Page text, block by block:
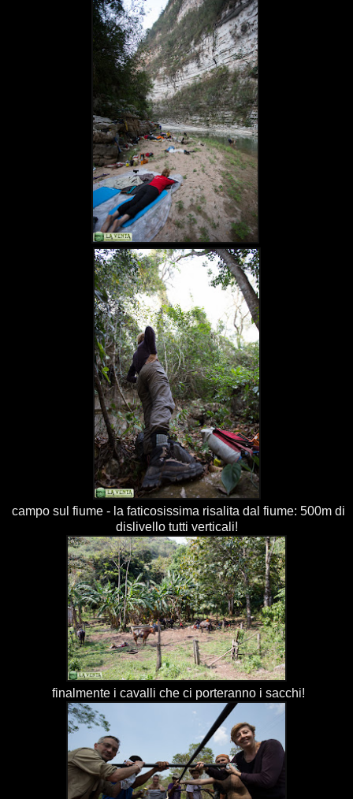
campo sul fiume - la faticosissima risalita dal fiume: 500m di
dislivello tutti verticali!
finalmente i cavalli che ci porteranno i sacchi!